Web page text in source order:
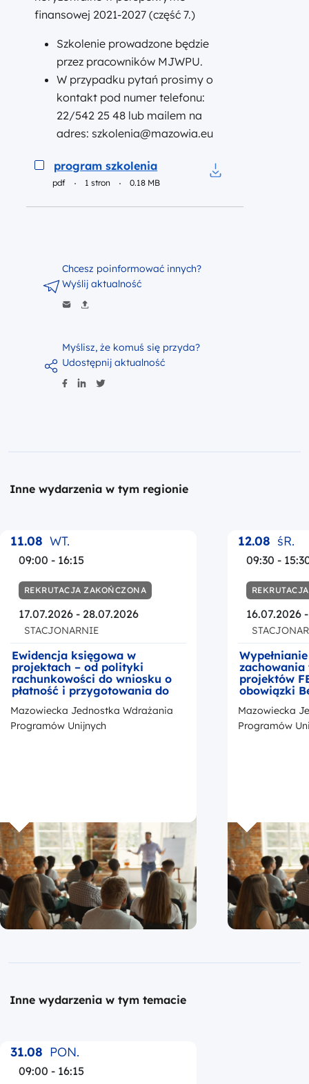
finansowej 2021-2027 (część 7.)
Szkolenie prowadzone będzie
przez pracowników MJWPU.
W przypadku pytań prosimy o
kontakt pod numer telefonu:
22/542 25 48 lub mailem na
adres: szkolenia@mazowia.eu
Podgląd
program szkolenia
pdf 1 stron 0.18 MB
Myślisz, że komuś się przyda?
Udostępnij aktualność
Chcesz poinformować innych?
Wyślij aktualność
Inne wydarzenia w tym regionie
11.08 WT.
09:00 - 16:15
REKRUTACJA ZAKOŃCZONA
17.07.2026 - 28.07.2026
STACJONARNIE
Ewidencja księgowa w
projektach – od polityki
rachunkowości do wniosku o
płatność i przygotowania do
kontroli
Mazowiecka Jednostka Wdrażania
Programów Unijnych
12.08 śR.
09:30 -
16.07.2026
zachowania
projektów
obowiązki
okresie
z
promocji
Mazowiecka
Programów
Inne wydarzenia w tym temacie
31.08 PON.
09:00 - 16:15